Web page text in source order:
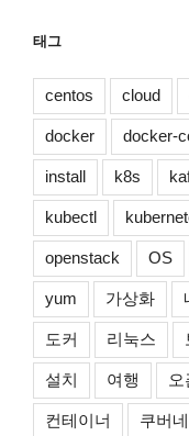
태그
centos cloud
docker docker-
install k8s
kubectl
openstack OS
yum 가상화
도커 리눅스
설치 여행 오
컨테이너 쿠버